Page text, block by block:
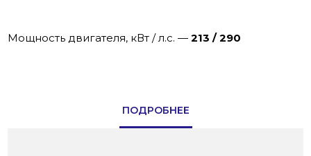
Мощность двигателя, кВт / л.с. —213 / 290
ПОДРОБНЕЕ